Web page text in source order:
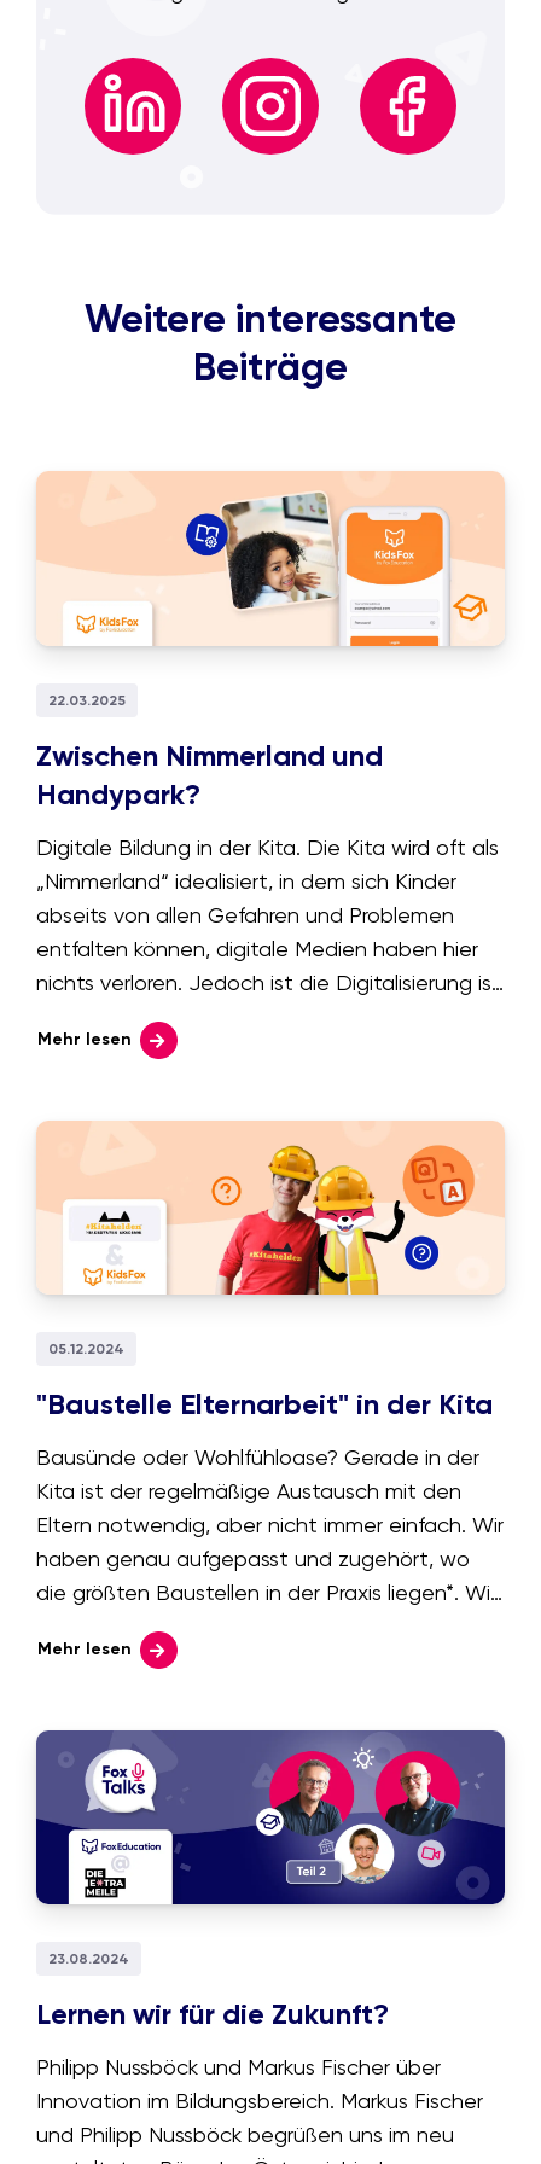
Weitere interessante
Beiträge
22.03.2025
Zwischen Nimmerland und
Handypark?
Digitale Bildung in der Kita. Die Kita wird oft als
„Nimmerland“ idealisiert, in dem sich Kinder
abseits von allen Gefahren und Problemen
entfalten können, digitale Medien haben hier
nichts verloren. Jedoch ist die Digitalisierung ist
ein Teil unserer Welt geworden. Gerade wenn
es um die frühe Bildung geht, ruft sie aber oft
Wir sehen uns an woher sie kommen und wie
wir sie entdämonisieren können.
Mehr lesen
05.12.2024
"Baustelle Elternarbeit" in der Kita
Bausünde oder Wohlfühloase? Gerade in der
Kita ist der regelmäßige Austausch mit den
Eltern notwendig, aber nicht immer einfach. Wir
haben genau aufgepasst und zugehört, wo
die größten Baustellen in der Praxis liegen*. Wie
Sie das fragile Gebäude der
Elternkommunikation auf ein stabiles
Mehr lesen
23.08.2024
Lernen wir für die Zukunft?
Philipp Nussböck und Markus Fischer über
Innovation im Bildungsbereich. Markus Fischer
und Philipp Nussböck begrüßen uns im neu